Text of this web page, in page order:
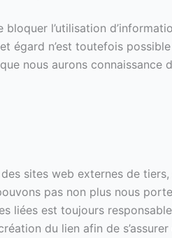
l’utilisation
égard n’est toutefois
nous aurons connaissance
sites web externes de tiers,
pas non plus nous
liées est toujours
du lien afin de s’assurer